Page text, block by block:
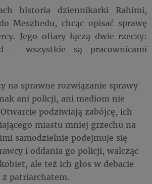
historia dziennikarki Rahimi,
Meszhedu, chcąc opisać sprawę
Jego ofiary łączą dwie rzeczy:
– wszystkie są pracownicami
na sprawne rozwiązanie sprawy
ani policji, ani mediom nie
podziwiają zabójcę, ich
miastu mniej grzechu na
samodzielnie podejmuje się
i oddania go policji, walcząc
ale też ich głos w debacie
patriarchatem.